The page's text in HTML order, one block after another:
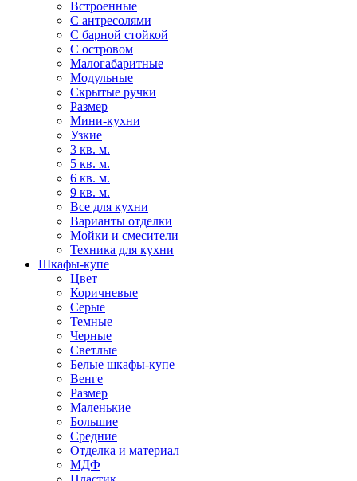
Встроенные
С антресолями
С барной стойкой
С островом
Малогабаритные
Модульные
Скрытые ручки
Размер
Мини-кухни
Узкие
3 кв. м.
5 кв. м.
6 кв. м.
9 кв. м.
Все для кухни
Варианты отделки
Мойки и смесители
Техника для кухни
Шкафы-купе
Цвет
Коричневые
Серые
Темные
Черные
Светлые
Белые шкафы-купе
Венге
Размер
Маленькие
Большие
Средние
Отделка и материал
МДФ